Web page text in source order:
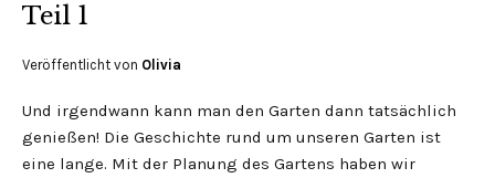
Teil 1
Veröffentlicht von Olivia
Und irgendwann kann man den Garten dann tatsächlich
genießen! Die Geschichte rund um unseren Garten ist
eine lange. Mit der Planung des Gartens haben wir